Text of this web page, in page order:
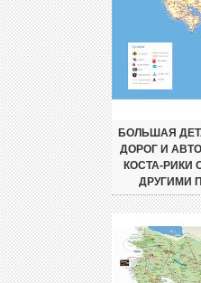
БОЛЬШАЯ
ДОРОГ И
КОСТА-РИКИ
ДРУГИМИ